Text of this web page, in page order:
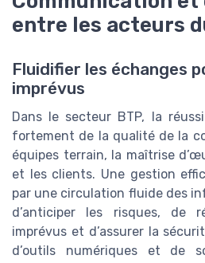
entre les acteurs
Fluidifier les échanges
imprévus
Dans le secteur BTP, la
fortement de la qualité de la
équipes terrain, la maîtrise
et les clients. Une gestion
par une circulation fluide des
d’anticiper les risques, de
imprévus et d’assurer la
d’outils numériques et de